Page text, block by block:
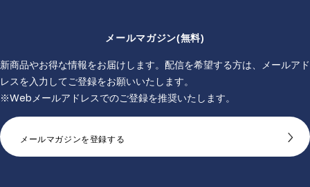
メールマガジン(無料)
新商品やお得な情報をお届けします。配信を希望する方は、メールアド
レスを入力してご登録をお願いいたします。
※Webメールアドレスでのご登録を推奨いたします。
メールマガジンを登録する